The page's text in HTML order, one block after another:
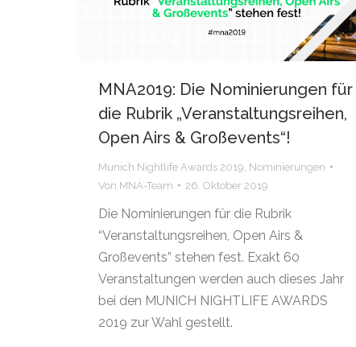
MNA2019: Die Nominierungen für
die Rubrik „Veranstaltungsreihen,
Open Airs & Großevents“!
Munich Nightlife Awards 2019 Nominierungen
Von MNA-Team 26. Oktober 2019
Die Nominierungen für die Rubrik
“Veranstaltungsreihen, Open Airs &
Großevents” stehen fest. Exakt 60
Veranstaltungen werden auch dieses Jahr
bei den MUNICH NIGHTLIFE AWARDS
2019 zur Wahl gestellt.